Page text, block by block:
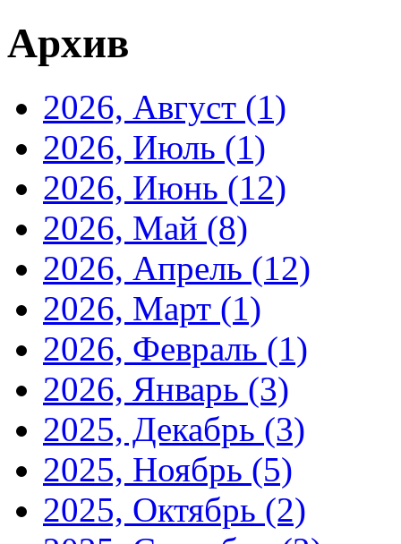
Архив
2026, Август (1)
2026, Июль (1)
2026, Июнь (12)
2026, Май (8)
2026, Апрель (12)
2026, Март (1)
2026, Февраль (1)
2026, Январь (3)
2025, Декабрь (3)
2025, Ноябрь (5)
2025, Октябрь (2)